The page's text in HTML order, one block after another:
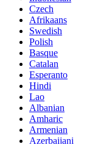
Czech
Afrikaans
Swedish
Polish
Basque
Catalan
Esperanto
Hindi
Lao
Albanian
Amharic
Armenian
Azerbaijani